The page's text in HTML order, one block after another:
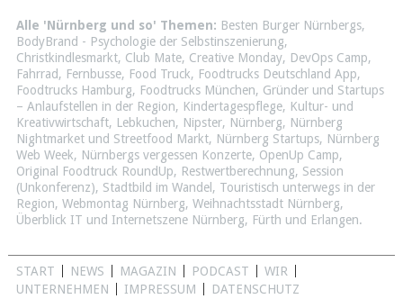
Alle 'Nürnberg und so' Themen: Besten Burger Nürnbergs,
BodyBrand - Psychologie der Selbstinszenierung,
Christkindlesmarkt, Club Mate, Creative Monday, DevOps Camp,
Fahrrad, Fernbusse, Food Truck, Foodtrucks Deutschland App,
Foodtrucks Hamburg, Foodtrucks München, Gründer und Startups
– Anlaufstellen in der Region, Kindertagespflege, Kultur- und
Kreativwirtschaft, Lebkuchen, Nipster, Nürnberg, Nürnberg
Nightmarket und Streetfood Markt, Nürnberg Startups, Nürnberg
Web Week, Nürnbergs vergessen Konzerte, OpenUp Camp,
Original Foodtruck RoundUp, Restwertberechnung, Session
(Unkonferenz), Stadtbild im Wandel , Touristisch unterwegs in der
Region, Webmontag Nürnberg, Weihnachtsstadt Nürnberg,
Überblick IT und Internetszene Nürnberg, Fürth und Erlangen.
START NEWS MAGAZIN PODCAST
WIR
UNTERNEHMEN
IMPRESSUM DATENSCHUTZ